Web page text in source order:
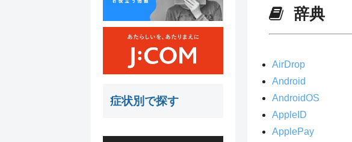
辞典
AirDrop
Android
AndroidOS
AppleID
ApplePay
症状別で探す